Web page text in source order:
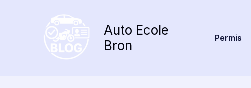
Auto Ecole
Bron
Permis